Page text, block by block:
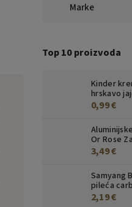
Marke
Top 10 proizvoda
Kinder
hrskavo
0,99 €
Or Rose
3,49 €
Samyang
pileća
2,19 €